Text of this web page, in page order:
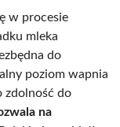
w procesie
mleka
do
poziom wapnia
zdolność do
na